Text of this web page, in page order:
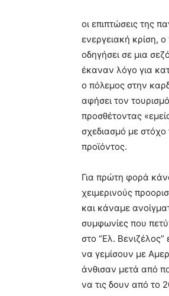
οι επιπτώσεις της
ενεργειακή κρίση,
οδηγήσει σε μια
έκαναν λόγο για
ο πόλεμος στην
αφήσει τον
προσθέτοντας
σχεδιασμό με
προϊόντος.
Για πρώτη φορά
χειμερινούς
και κάναμε
συμφωνίες που
στο “Ελ.
να γεμίσουν με
άνθισαν μετά από
να τις δουν από το